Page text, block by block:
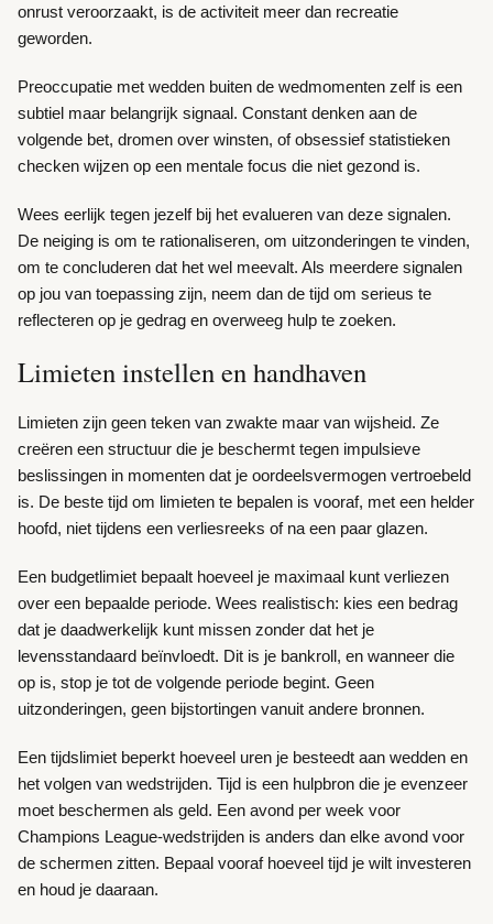
onrust veroorzaakt, is de activiteit meer dan recreatie
geworden.
Preoccupatie met wedden buiten de wedmomenten zelf is een
subtiel maar belangrijk signaal. Constant denken aan de
volgende bet, dromen over winsten, of obsessief statistieken
checken wijzen op een mentale focus die niet gezond is.
Wees eerlijk tegen jezelf bij het evalueren van deze signalen.
De neiging is om te rationaliseren, om uitzonderingen te vinden,
om te concluderen dat het wel meevalt. Als meerdere signalen
op jou van toepassing zijn, neem dan de tijd om serieus te
reflecteren op je gedrag en overweeg hulp te zoeken.
Limieten instellen en handhaven
Limieten zijn geen teken van zwakte maar van wijsheid. Ze
creëren een structuur die je beschermt tegen impulsieve
beslissingen in momenten dat je oordeelsvermogen vertroebeld
is. De beste tijd om limieten te bepalen is vooraf, met een helder
hoofd, niet tijdens een verliesreeks of na een paar glazen.
Een budgetlimiet bepaalt hoeveel je maximaal kunt verliezen
over een bepaalde periode. Wees realistisch: kies een bedrag
dat je daadwerkelijk kunt missen zonder dat het je
levensstandaard beïnvloedt. Dit is je bankroll, en wanneer die
op is, stop je tot de volgende periode begint. Geen
uitzonderingen, geen bijstortingen vanuit andere bronnen.
Een tijdslimiet beperkt hoeveel uren je besteedt aan wedden en
het volgen van wedstrijden. Tijd is een hulpbron die je evenzeer
moet beschermen als geld. Een avond per week voor
Champions League-wedstrijden is anders dan elke avond voor
de schermen zitten. Bepaal vooraf hoeveel tijd je wilt investeren
en houd je daaraan.